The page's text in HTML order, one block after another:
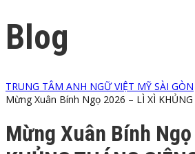
Blog
TRUNG TÂM ANH NGỮ VIỆT MỸ SÀI GÒN
Mừng Xuân Bính Ngọ 2026 – LÌ XÌ KHỦNG
Mừng Xuân Bính